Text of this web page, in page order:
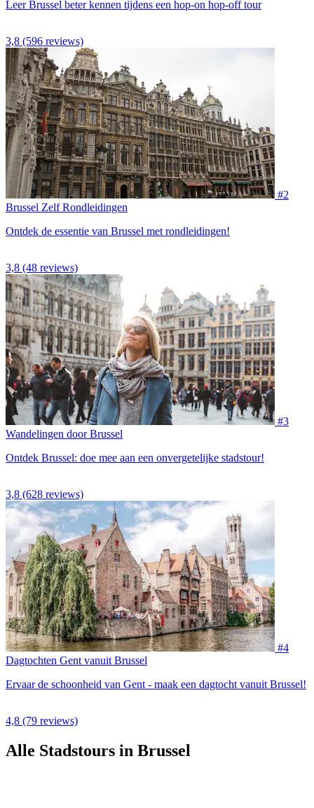
Leer Brussel beter kennen tijdens een hop-on hop-off tour
3,8 (596 reviews)
#2
Brussel Zelf Rondleidingen
Ontdek de essentie van Brussel met rondleidingen!
3,8 (48 reviews)
#3
Wandelingen door Brussel
Ontdek Brussel: doe mee aan een onvergetelijke stadstour!
3,8 (628 reviews)
#4
Dagtochten Gent vanuit Brussel
Ervaar de schoonheid van Gent - maak een dagtocht vanuit Brussel!
4,8 (79 reviews)
Alle Stadstours in Brussel